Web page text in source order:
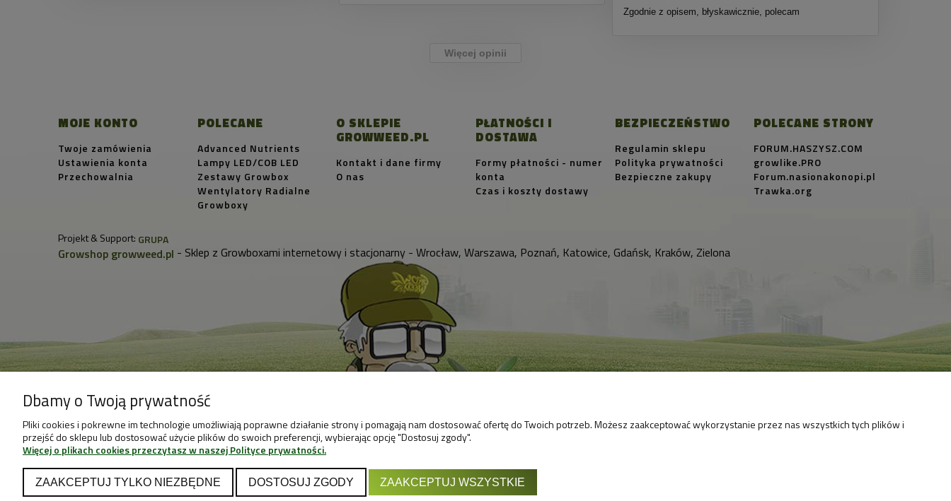
Zgodnie z opisem, błyskawicznie, polecam
Więcej opinii
MOJE KONTO
Twoje zamówienia
Ustawienia konta
Przechowalnia
POLECANE
Advanced Nutrients
Lampy LED/COB LED
Zestawy Growbox
Wentylatory Radialne
Growboxy
O SKLEPIE
GROWWEED.PL
Kontakt i dane firmy
O nas
PŁATNOŚCI I
DOSTAWA
Formy płatności - numer
konta
Czas i koszty dostawy
BEZPIECZEŃSTWO
Regulamin sklepu
Polityka prywatności
Bezpieczne zakupy
POLECANE STRONY
FORUM.HASZYSZ.COM
growlike.PRO
Forum.nasionakonopi.pl
Trawka.org
Projekt & Support: GRUPA
Growshop growweed.pl - Sklep z Growboxami internetowy i stacjonarny - Wrocław, Warszawa, Poznań, Katowice, Gdańsk, Kraków, Zielona
Dbamy o Twoją prywatność
Pliki cookies i pokrewne im technologie umożliwiają poprawne działanie strony i pomagają nam dostosować ofertę do Twoich potrzeb. Możesz zaakceptować wykorzystanie przez nas wszystkich tych plików i
przejść do sklepu lub dostosować użycie plików do swoich preferencji, wybierając opcję "Dostosuj zgody".
Więcej o plikach cookies przeczytasz w naszej Polityce prywatności.
ZAAKCEPTUJ TYLKO NIEZBĘDNE DOSTOSUJ ZGODY ZAAKCEPTUJ WSZYSTKIE